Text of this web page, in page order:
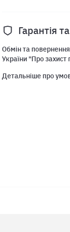
Гарантія
Обмін та
України "Про захист
Детальніше про